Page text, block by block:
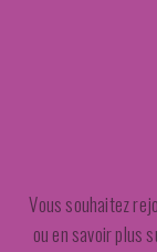
Vous souhaitez
ou en savoir plus